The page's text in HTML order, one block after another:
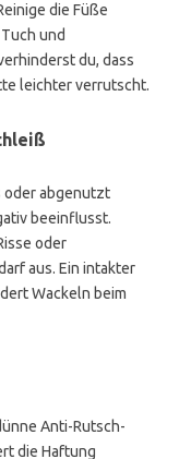
die Füße
und
du, dass
leichter verrutscht.
oder abgenutzt
beeinflusst.
oder
aus. Ein intakter
Wackeln beim
Anti-Rutsch-
die Haftung